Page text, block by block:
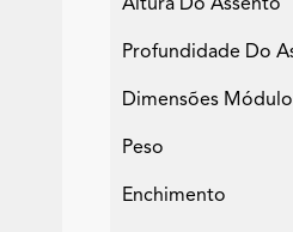
Altura Do Assento
Profundidade Do
Dimensões
Peso
Enchimento